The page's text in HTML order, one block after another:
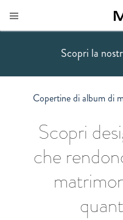
Scopri la
Copertine di album di
Scopri
che